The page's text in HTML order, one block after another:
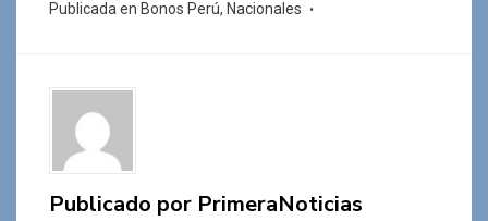
o
k
p
Publicada en Bonos Perú, Nacionales
Publicado por PrimeraNoticias